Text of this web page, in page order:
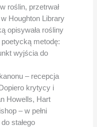
roślin, przetrwał
Houghton Library
opisywała rośliny
poetycką metodę:
wyjścia do
– recepcja
krytycy i
Howells, Hart
– w pełni
stałego